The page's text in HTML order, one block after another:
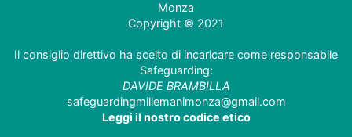
Monza
Copyright © 2021
Il consiglio direttivo ha scelto di incaricare come responsabile
Safeguarding:
DAVIDE BRAMBILLA
safeguardingmillemanimonza@gmail.com
Leggi il nostro codice etico